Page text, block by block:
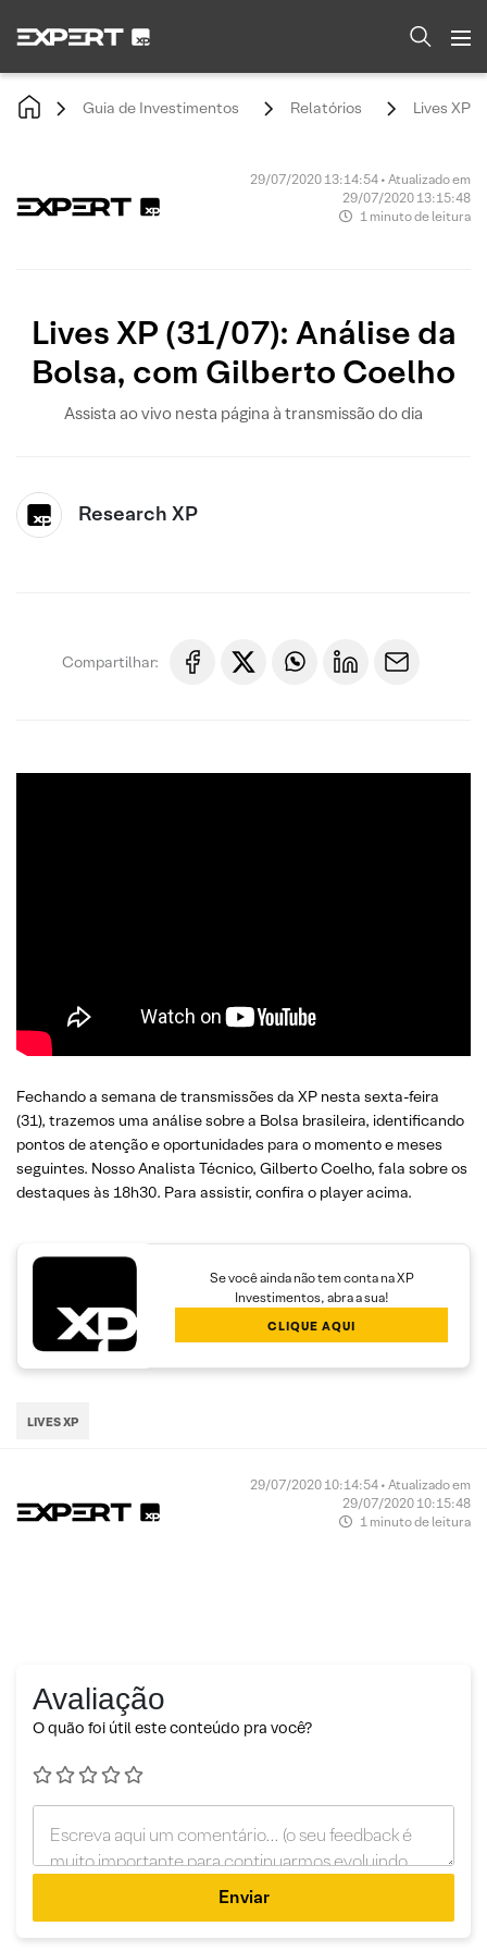
Guia de Investimentos Relatórios Lives XP
29/07/2020 13:14:54 • Atualizado em
29/07/2020 13:15:48
1 minuto de leitura
Lives XP (31/07): Análise da
Bolsa, com Gilberto Coelho
Assista ao vivo nesta página à transmissão do dia
Research XP
Compartilhar:
Fechando a semana de transmissões da XP nesta sexta-feira
(31), trazemos uma análise sobre a Bolsa brasileira, identificando
pontos de atenção e oportunidades para o momento e meses
seguintes. Nosso Analista Técnico, Gilberto Coelho, fala sobre os
destaques às 18h30. Para assistir, confira o player acima.
Se você ainda não tem conta na XP
Investimentos, abra a sua!
CLIQUE AQUI
LIVES XP
29/07/2020 10:14:54 • Atualizado em
29/07/2020 10:15:48
1 minuto de leitura
Avaliação
O quão foi útil este conteúdo pra você?
Enviar